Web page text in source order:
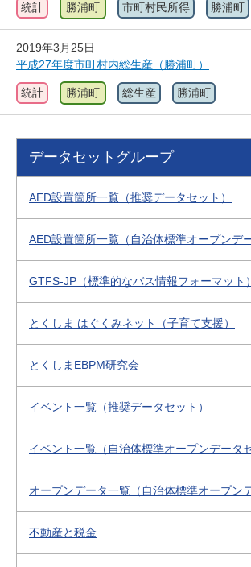
統計 勝浦町 市町村民所得 勝浦町
2019年3月25日
平成27年度市町村内総生産（勝浦町）
統計 勝浦町 総生産 勝浦町
データセットグループ
AED設置箇所一覧（推奨データセット）
AED設置箇所一覧（自治体標準オープンデ
GTFS-JP（標準的なバス情報フォーマット）
とくしま はぐくみネット（子育て支援）
とくしまEBPM研究会
イベント一覧（推奨データセット）
イベント一覧（自治体標準オープンデータ
オープンデータ一覧（自治体標準オープン
不動産と税金